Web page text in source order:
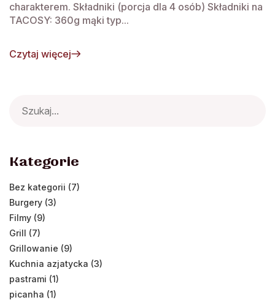
charakterem. Składniki (porcja dla 4 osób) Składniki na
TACOSY: 360g mąki typ...
Czytaj więcej
for:
Kategorie
Bez kategorii (7)
Burgery (3)
Filmy (9)
Grill (7)
Grillowanie (9)
Kuchnia azjatycka (3)
pastrami (1)
picanha (1)